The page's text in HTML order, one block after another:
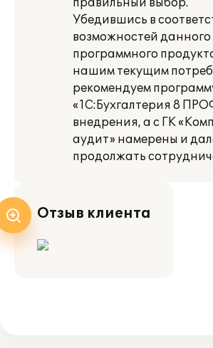
правильный выбор.
Убедившись в
возможностей данного
программного
нашим текущим
рекомендуем
«1С:Бухгалтерия 8
внедрения, а с ГК
аудит» намерены и
продолжать
Отзыв клиента